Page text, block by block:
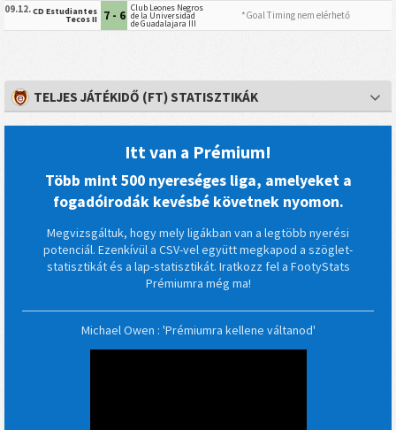
09.12.CD Estudiantes
Tecos II 7 - 6 Club Leones Negros
de la Universidad
de Guadalajara III
*Goal Timing nem elérhető
TELJES JÁTÉKIDŐ (FT) STATISZTIKÁK
Itt van a Prémium!
Több mint 500 nyereséges liga, amelyeket a
fogadóirodák kevésbé követnek nyomon.
Megvizsgáltuk, hogy mely ligákban van a legtöbb nyerési
potenciál. Ezenkívül a CSV-vel együtt megkapod a szöglet-
statisztikát és a lap-statisztikát. Iratkozz fel a FootyStats
Prémiumra még ma!
Michael Owen : 'Prémiumra kellene váltanod'